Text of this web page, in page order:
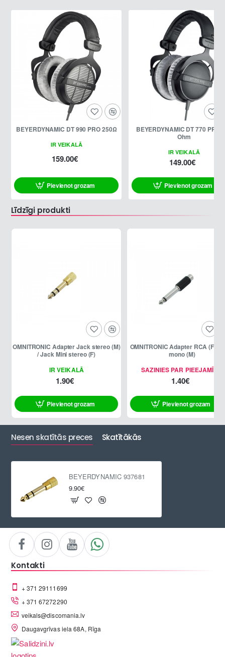
IR VEIKALĀ
BEYERDYNAMIC DT 990 PRO 250Ω
159.00€
Pievienot grozam
IR VEIKALĀ
BEYERDYNAMIC DT 770 PRO
Ohm
149.00€
Pievienot grozam
Līdzīgi produkti
IR VEIKALĀ
OMNITRONIC Adapter Jack stereo (M)
/ Jack Mini stereo (F)
1.90€
Pievienot grozam
SAZINIES PAR PIEEJAMĪBU
OMNITRONIC Adapter RCA (F) /
mono (M)
1.40€
Pievienot grozam
Nesen skatītās preces Skatītākās
BEYERDYNAMIC 937681
9.90€
Kontakti
+ 371 29111699
+ 371 67272290
veikals@discomania.lv
Daugavgrīvas iela 68A, Rīga